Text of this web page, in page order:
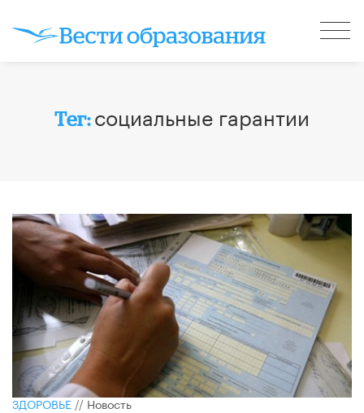
Тег:социальные гарантии
ЗДОРОВЬЕ//Новость